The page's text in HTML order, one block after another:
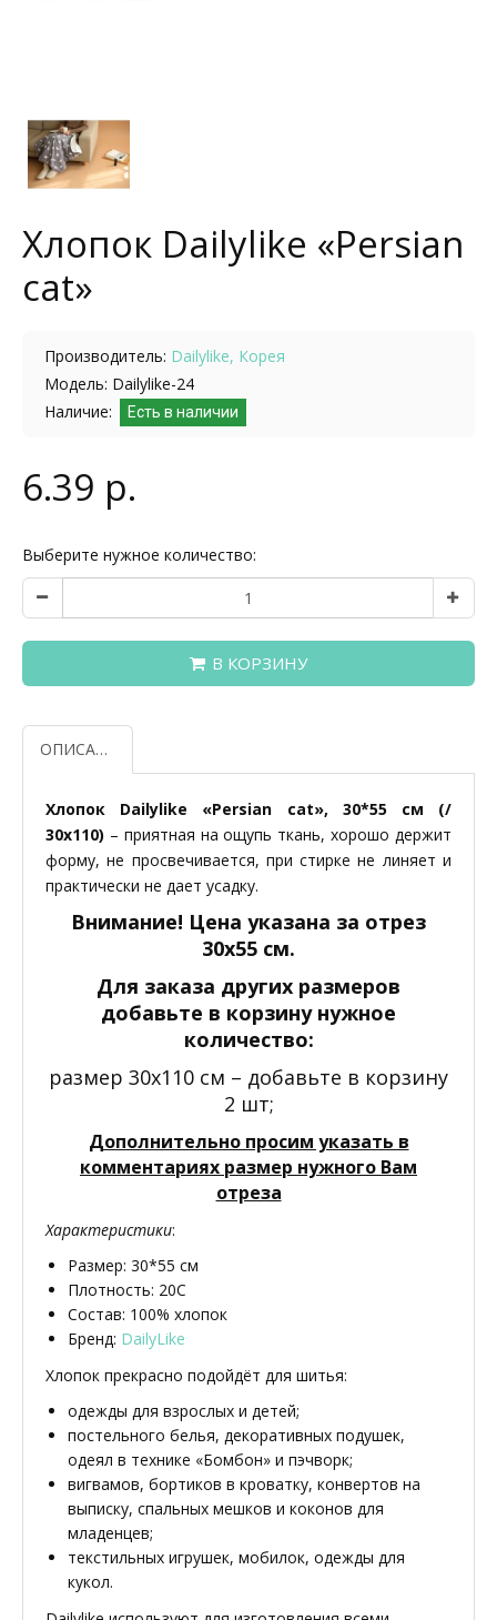
Хлопок Dailylike «Persian
cat»
Производитель: Dailylike, Корея
Модель: Dailylike-24
Наличие:
Есть в наличии
6.39 р.
Выберите нужное количество:
В КОРЗИНУ
ОПИСАНИЕ
Хлопок Dailylike «Persian cat», 30*55 см (/
30х110) – приятная на ощупь ткань, хорошо держит
форму, не просвечивается, при стирке не линяет и
практически не дает усадку.
Внимание! Цена указана за отрез
30х55 см.
Для заказа других размеров
добавьте в корзину нужное
количество:
размер 30х110 см – добавьте в корзину
2 шт;
Дополнительно просим указать в
комментариях размер нужного Вам
отреза
Характеристики:
Размер: 30*55 см
Плотность: 20С
Состав: 100% хлопок
Бренд: DailyLike
Хлопок прекрасно подойдёт для шитья:
одежды для взрослых и детей;
постельного белья, декоративных подушек,
одеял в технике «Бомбон» и пэчворк;
вигвамов, бортиков в кроватку, конвертов на
выписку, спальных мешков и коконов для
младенцев;
текстильных игрушек, мобилок, одежды для
кукол.